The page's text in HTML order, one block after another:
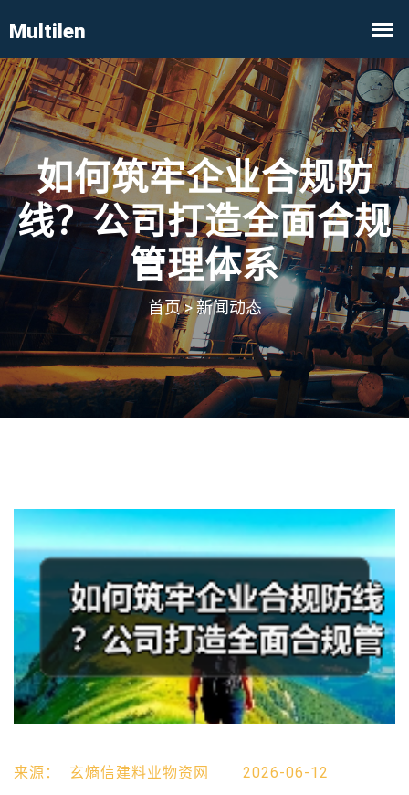
如何筑牢企业合规防
线？公司打造全面合规
管理体系
首页>新闻动态
来源： 玄熵信建料业物资网 2026-06-12